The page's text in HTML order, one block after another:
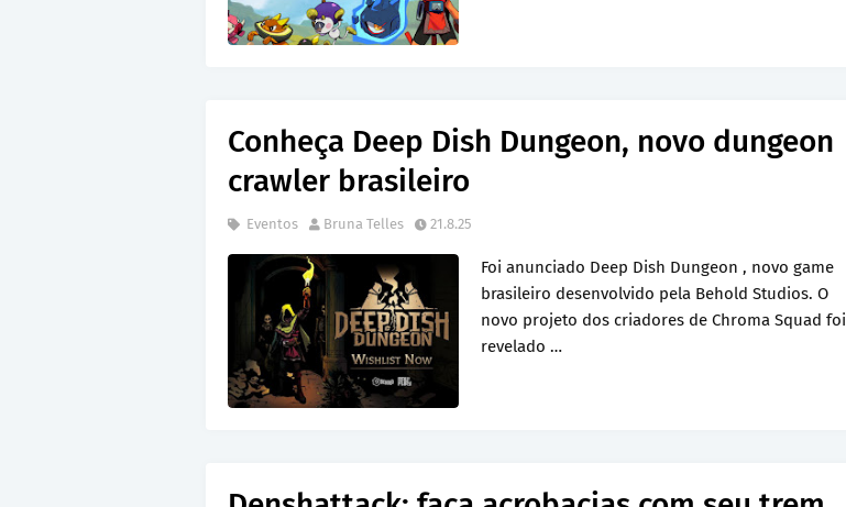
Conheça Deep Dish Dungeon, novo dungeon
crawler brasileiro
Eventos Bruna Telles 21.8.25
Foi anunciado Deep Dish Dungeon , novo game
brasileiro desenvolvido pela Behold Studios. O
novo projeto dos criadores de Chroma Squad foi
revelado …